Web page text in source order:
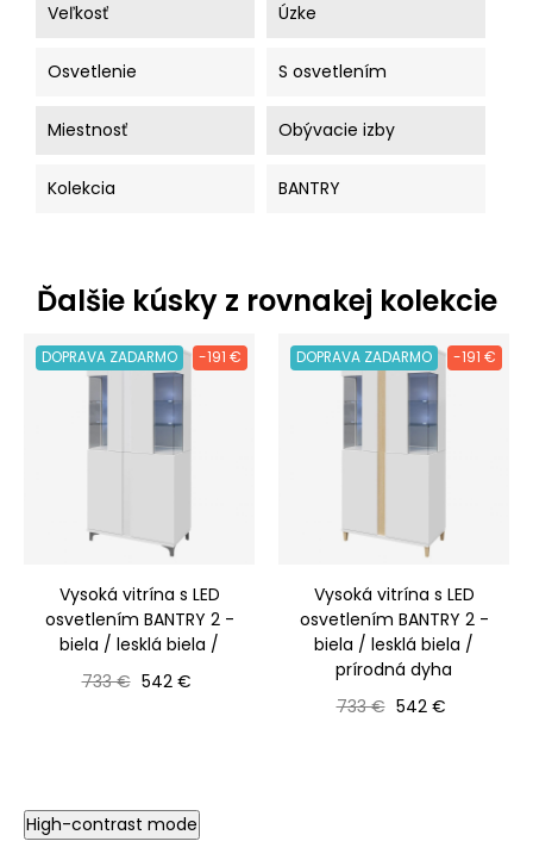
Veľkosť Úzke
Osvetlenie S osvetlením
Miestnosť Obývacie izby
Kolekcia BANTRY
Ďalšie kúsky z rovnakej kolekcie
DOPRAVA ZADARMO -191 €
Vysoká vitrína s LED
osvetlením BANTRY 2 -
biela / lesklá biela /
Bežná cena
733 € Cena
542 €
DOPRAVA ZADARMO -191 €
Vysoká vitrína s LED
osvetlením BANTRY 2 -
biela / lesklá biela /
prírodná dyha
Bežná cena
733 € Cena
542 €
High-contrast mode